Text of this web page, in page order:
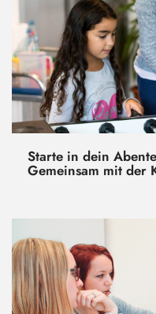
Starte in dein
Gemeinsam mit der